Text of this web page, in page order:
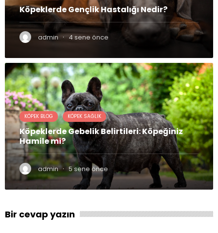
Köpeklerde Gençlik Hastalığı Nedir?
admin · 4 sene önce
KÖPEK BLOG KÖPEK SAĞLIK
Köpeklerde Gebelik Belirtileri: Köpeğiniz
Hamile mi?
admin · 5 sene önce
Bir cevap yazın